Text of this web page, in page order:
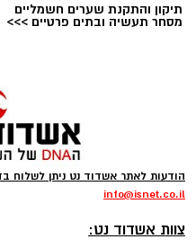
תיקון והתקנת שערים חשמליים
מסחר תעשיה ובתים פרטיים >>>
הודעות לאתר אשדוד נט ניתן לשלוח
info@isnet.co.il
צוות אשדוד נט: